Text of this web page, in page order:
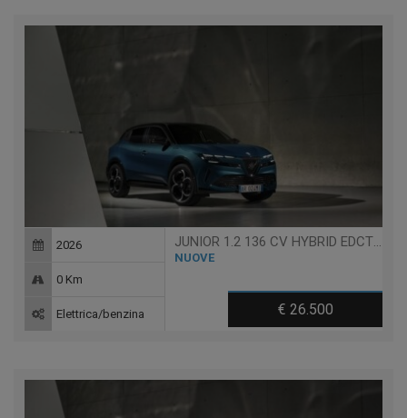
JUNIOR 1.2 136 CV HYBRID EDCT6 SPECIALE
NUOVE
€ 26.500
2026
0 Km
Elettrica/benzina